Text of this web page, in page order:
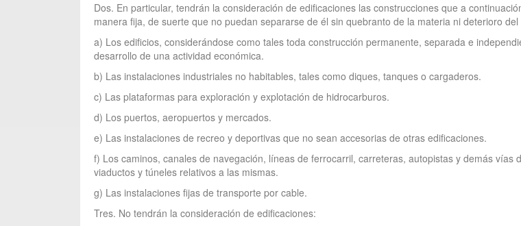
Dos. En particular, tendrán la consideración de edificaciones las construcciones que a
manera fija, de suerte que no puedan separarse de él sin quebranto de la materia ni deterioro del
a) Los edificios, considerándose como tales toda construcción permanente, separada e
desarrollo de una actividad económica.
b) Las instalaciones industriales no habitables, tales como diques, tanques o cargaderos.
c) Las plataformas para exploración y explotación de hidrocarburos.
d) Los puertos, aeropuertos y mercados.
e) Las instalaciones de recreo y deportivas que no sean accesorias de otras edificaciones.
f) Los caminos, canales de navegación, líneas de ferrocarril, carreteras, autopistas y demás
viaductos y túneles relativos a las mismas.
g) Las instalaciones fijas de transporte por cable.
Tres. No tendrán la consideración de edificaciones: